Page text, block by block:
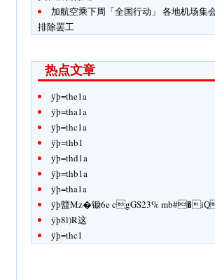
加航空乘下周「全国行动」 各地机场集
排除罢工
热点文章
ÿþ=the1a
ÿþ=tha1a
ÿþ=thc1a
ÿþ=thb1
ÿþ=thd1a
ÿþ=thb1a
ÿþ=tha1a
ÿþ盬Mz�锄6e cgGS23%
ÿþ8l)R这
ÿþ=thc1